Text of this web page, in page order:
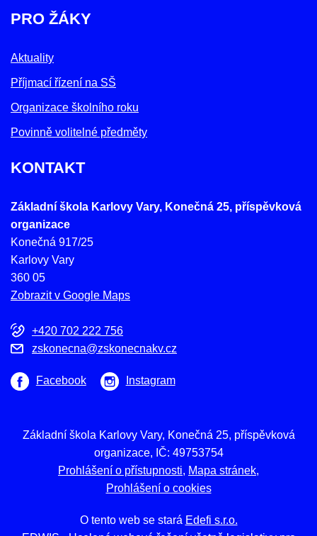
PRO ŽÁKY
Aktuality
Příjmací řízení na SŠ
Organizace školního roku
Povinně volitelné předměty
KONTAKT
Základní škola Karlovy Vary, Konečná 25, příspěvková
organizace
Konečná 917/25
Karlovy Vary
360 05
Zobrazit v Google Maps
+420 702 222 756
zskonecna@zskonecnakv.cz
Facebook Instagram
Základní škola Karlovy Vary, Konečná 25, příspěvková
organizace, IČ: 49753754
Prohlášení o přístupnosti
Mapa stránek
Prohlášení o cookies
O tento web se stará Edefi s.r.o.